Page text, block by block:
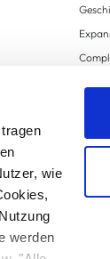
wie
werden